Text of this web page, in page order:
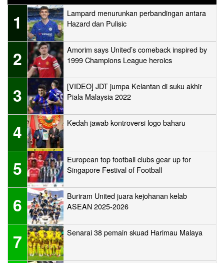
1
Lampard menurunkan perbandingan antara
Hazard dan Pulisic
2
Amorim says United’s comeback inspired by
1999 Champions League heroics
3
[VIDEO] JDT jumpa Kelantan di suku akhir
Piala Malaysia 2022
4 Kedah jawab kontroversi logo baharu
5
European top football clubs gear up for
Singapore Festival of Football
6
Buriram United juara kejohanan kelab
ASEAN 2025-2026
7 Senarai 38 pemain skuad Harimau Malaya